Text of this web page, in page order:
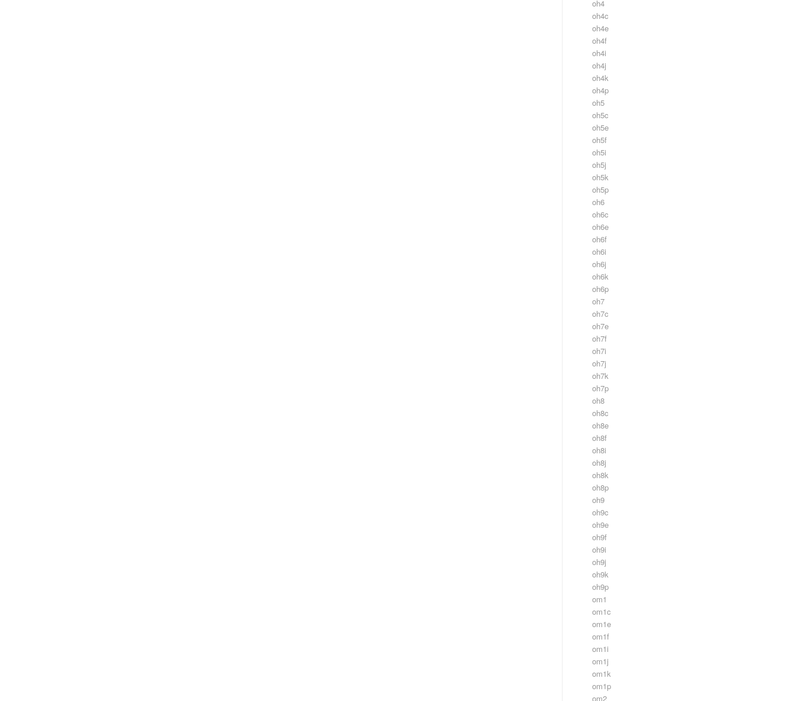
oh4
oh4c
oh4e
oh4f
oh4i
oh4j
oh4k
oh4p
oh5
oh5c
oh5e
oh5f
oh5i
oh5j
oh5k
oh5p
oh6
oh6c
oh6e
oh6f
oh6i
oh6j
oh6k
oh6p
oh7
oh7c
oh7e
oh7f
oh7i
oh7j
oh7k
oh7p
oh8
oh8c
oh8e
oh8f
oh8i
oh8j
oh8k
oh8p
oh9
oh9c
oh9e
oh9f
oh9i
oh9j
oh9k
oh9p
om1
om1c
om1e
om1f
om1i
om1j
om1k
om1p
om2